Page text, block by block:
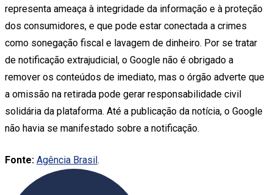
representa ameaça à integridade da informação e à proteção
dos consumidores, e que pode estar conectada a crimes
como sonegação fiscal e lavagem de dinheiro. Por se tratar
de notificação extrajudicial, o Google não é obrigado a
remover os conteúdos de imediato, mas o órgão adverte que
a omissão na retirada pode gerar responsabilidade civil
solidária da plataforma. Até a publicação da notícia, o Google
não havia se manifestado sobre a notificação.
Fonte: Agência Brasil.